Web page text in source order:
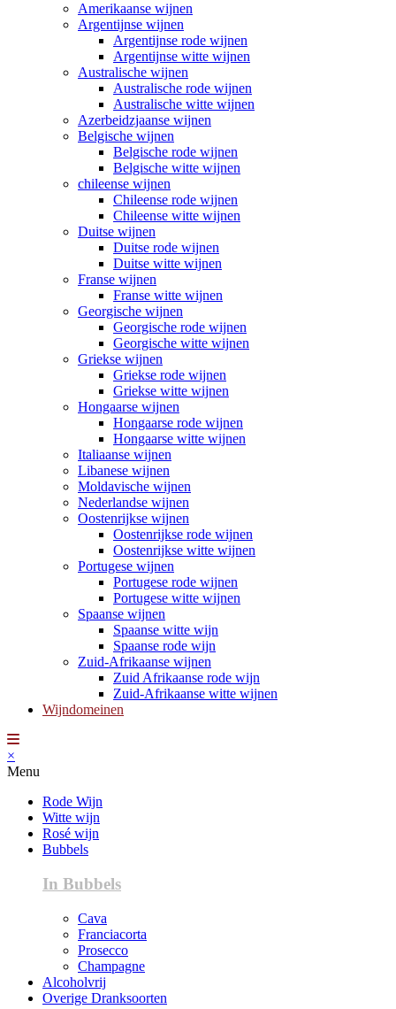
Amerikaanse wijnen
Argentijnse wijnen
Argentijnse rode wijnen
Argentijnse witte wijnen
Australische wijnen
Australische rode wijnen
Australische witte wijnen
Azerbeidzjaanse wijnen
Belgische wijnen
Belgische rode wijnen
Belgische witte wijnen
chileense wijnen
Chileense rode wijnen
Chileense witte wijnen
Duitse wijnen
Duitse rode wijnen
Duitse witte wijnen
Franse wijnen
Franse witte wijnen
Georgische wijnen
Georgische rode wijnen
Georgische witte wijnen
Griekse wijnen
Griekse rode wijnen
Griekse witte wijnen
Hongaarse wijnen
Hongaarse rode wijnen
Hongaarse witte wijnen
Italiaanse wijnen
Libanese wijnen
Moldavische wijnen
Nederlandse wijnen
Oostenrijkse wijnen
Oostenrijkse rode wijnen
Oostenrijkse witte wijnen
Portugese wijnen
Portugese rode wijnen
Portugese witte wijnen
Spaanse wijnen
Spaanse witte wijn
Spaanse rode wijn
Zuid-Afrikaanse wijnen
Zuid Afrikaanse rode wijn
Zuid-Afrikaanse witte wijnen
Wijndomeinen
×
Menu
Rode Wijn
Witte wijn
Rosé wijn
Bubbels
In Bubbels
Cava
Franciacorta
Prosecco
Champagne
Alcoholvrij
Overige Dranksoorten